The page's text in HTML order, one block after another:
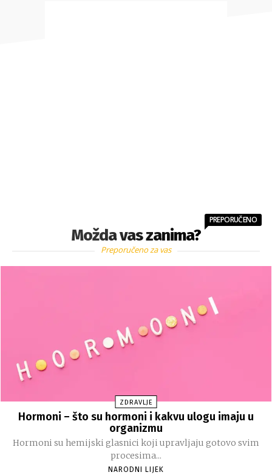
Možda vas zanima?
PREPORUČENO
Preporučeno za vas
ZDRAVLJE
Hormoni – što su hormoni i kakvu ulogu imaju u
organizmu
Hormoni su hemijski glasnici koji upravljaju gotovo svim
procesima...
NARODNI LIJEK